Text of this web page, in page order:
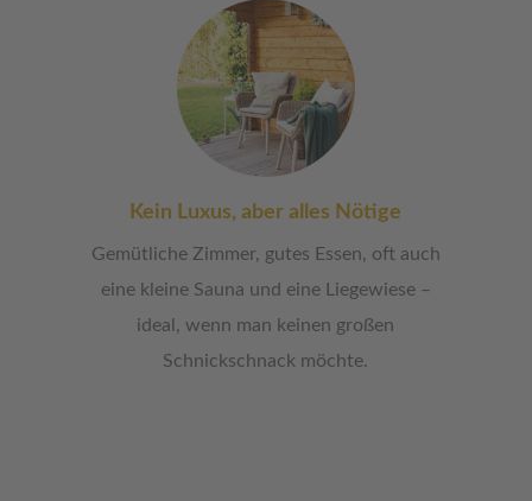
Kein Luxus, aber alles Nötige
Gemütliche Zimmer, gutes Essen, oft auch
eine kleine Sauna und eine Liegewiese –
ideal, wenn man keinen großen
Schnickschnack möchte.